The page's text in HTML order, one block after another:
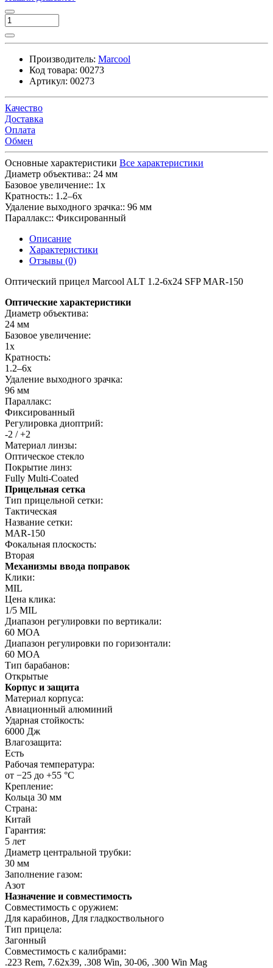
Производитель: Marcool
Код товара: 00273
Артикул: 00273
Качество
Доставка
Оплата
Обмен
Основные характеристики Все характеристики
Диаметр объектива:: 24 мм
Базовое увеличение:: 1x
Кратность:: 1.2–6x
Удаление выходного зрачка:: 96 мм
Параллакс:: Фиксированный
Описание
Характеристики
Отзывы (0)
Оптический прицел Marcool ALT 1.2-6x24 SFP MAR-150
Оптические характеристики
Диаметр объектива:
24 мм
Базовое увеличение:
1x
Кратность:
1.2–6x
Удаление выходного зрачка:
96 мм
Параллакс:
Фиксированный
Регулировка диоптрий:
-2 / +2
Материал линзы:
Оптическое стекло
Покрытие линз:
Fully Multi-Coated
Прицельная сетка
Тип прицельной сетки:
Тактическая
Название сетки:
MAR-150
Фокальная плоскость:
Вторая
Механизмы ввода поправок
Клики:
MIL
Цена клика:
1/5 MIL
Диапазон регулировки по вертикали:
60 MOA
Диапазон регулировки по горизонтали:
60 MOA
Тип барабанов:
Открытые
Корпус и защита
Материал корпуса:
Авиационный алюминий
Ударная стойкость:
6000 Дж
Влагозащита:
Есть
Рабочая температура:
от −25 до +55 °C
Крепление:
Кольца 30 мм
Страна:
Китай
Гарантия:
5 лет
Диаметр центральной трубки:
30 мм
Заполнение газом:
Азот
Назначение и совместимость
Совместимость с оружием:
Для карабинов, Для гладкоствольного
Тип прицела:
Загонный
Совместимость с калибрами:
.223 Rem, 7.62х39, .308 Win, 30-06, .300 Win Mag